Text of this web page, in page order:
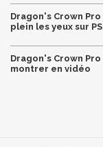
Dragon's Crown
plein les yeux sur
Dragon's Crown
montrer en vidéo